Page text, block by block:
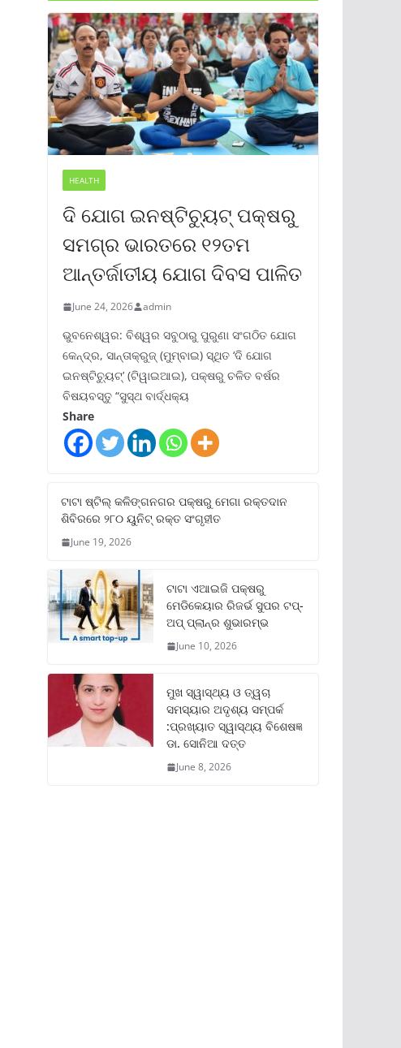
HEALTH
ଦି ଯୋଗ ଇନଷ୍ଟିଚ୍ୟୁଟ୍ ପକ୍ଷରୁ
ସମଗ୍ର ଭାରତରେ ୧୨ତମ
ଆନ୍ତର୍ଜାତୀୟ ଯୋଗ ଦିବସ ପାଳିତ
June 24, 2026 admin
ଭୁବନେଶ୍ୱର: ବିଶ୍ୱର ସବୁଠାରୁ ପୁରୁଣା ସଂଗଠିତ ଯୋଗ
କେନ୍ଦ୍ର, ସାନ୍ତାକ୍ରୁଜ୍ (ମୁମ୍ବାଇ) ସ୍ଥିତ ‘ଦି ଯୋଗ
ଇନଷ୍ଟିଚ୍ୟୁଟ୍‌’ (ଟିୱାଇଆଇ), ପକ୍ଷରୁ ଚଳିତ ବର୍ଷର
ବିଷୟବସ୍ତୁ “ସୁସ୍ଥ ବାର୍ଦ୍ଧକ୍ୟ
Share
ଟାଟା ଷ୍ଟିଲ୍‌ କଳିଙ୍ଗନଗର ପକ୍ଷରୁ ମେଗା ରକ୍ତଦାନ
ଶିବିରରେ ୨୮୦ ୟୁନିଟ୍‌ ରକ୍ତ ସଂଗୃହୀତ
June 19, 2026
ଟାଟା ଏଆଇଜି ପକ୍ଷରୁ
ମେଡିକେୟାର ରିଜର୍ଭ ସୁପର ଟପ୍‌-
ଅପ୍ ପ୍ଲାନ୍‌ର ଶୁଭାରମ୍ଭ
June 10, 2026
ମୁଖ ସ୍ୱାସ୍ଥ୍ୟ ଓ ତ୍ୱଚା
ସମସ୍ୟାର ଅଦୃଶ୍ୟ ସମ୍ପର୍କ
:ପ୍ରଖ୍ୟାତ ସ୍ୱାସ୍ଥ୍ୟ ବିଶେଷଜ୍ଞ
ଡା. ସୋନିଆ ଦତ୍ତ
June 8, 2026